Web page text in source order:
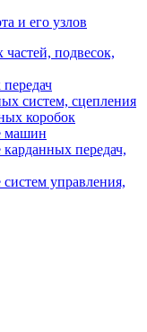
и его узлов
подвесок,
систем, сцепления
коробок
машин
передач,
управления,